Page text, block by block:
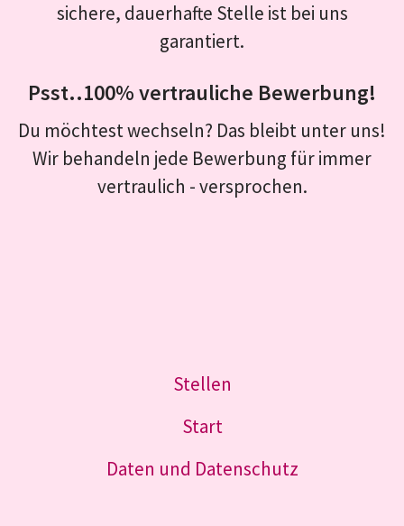
sichere, dauerhafte Stelle ist bei uns
garantiert.
Psst..100% vertrauliche Bewerbung!
Du möchtest wechseln? Das bleibt unter uns!
Wir behandeln jede Bewerbung für immer
vertraulich - versprochen.
Stellen
Start
Daten und Datenschutz